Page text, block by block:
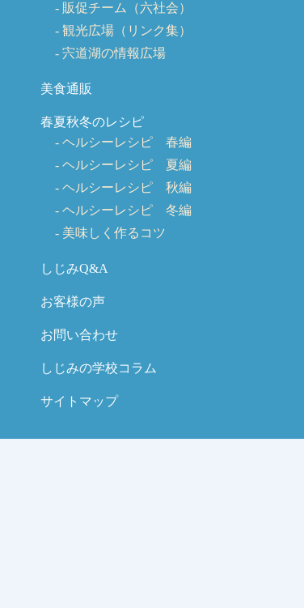
販促チーム（六社会）
観光広場（リンク集）
宍道湖の情報広場
美食通販
春夏秋冬のレシピ
ヘルシーレシピ 春編
ヘルシーレシピ 夏編
ヘルシーレシピ 秋編
ヘルシーレシピ 冬編
美味しく作るコツ
しじみQ&A
お客様の声
お問い合わせ
しじみの学校コラム
サイトマップ